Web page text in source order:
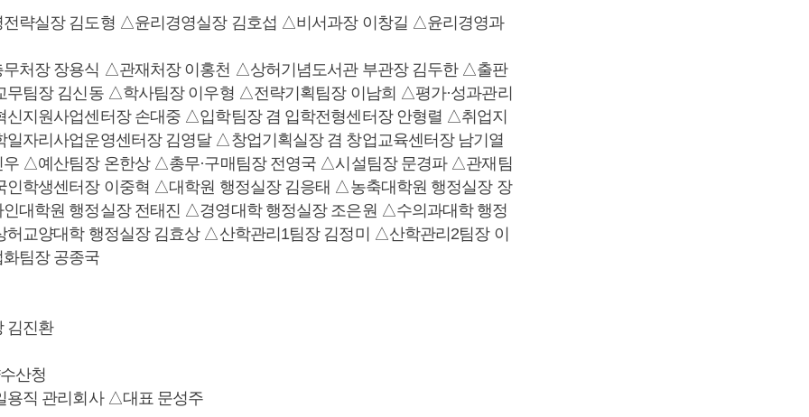
략실장 김도형 △윤리경영실장 김호섭 △비서과장 이창길 △윤리경영과
처장 장용식 △관재처장 이홍천 △상허기념도서관 부관장 김두한 △출판
팀장 김신동 △학사팀장 이우형 △전략기획팀장 이남희 △평가·성과관리
지원사업센터장 손대중 △입학팀장 겸 입학전형센터장 안형렬 △취업지
일자리사업운영센터장 김영달 △창업기획실장 겸 창업교육센터장 남기열
△예산팀장 온한상 △총무·구매팀장 전영국 △시설팀장 문경파 △관재팀
학생센터장 이중혁 △대학원 행정실장 김응태 △농축대학원 행정실장 장
대학원 행정실장 전태진 △경영대학 행정실장 조은원 △수의과대학 행정
교양대학 행정실장 김효상 △산학관리1팀장 김정미 △산학관리2팀장 이
팀장 공종국
김진환
산청
용직 관리회사 △대표 문성주